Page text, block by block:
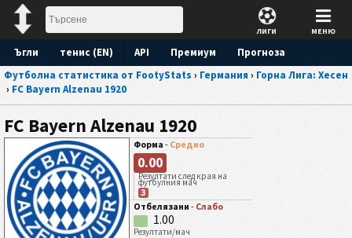
ЛИГИ МЕНЮ
Ъгли тенис (EN) API Премиум
Прогноза
Футболна статистика от FootyStats › Германия › Горна Лига: Хесен
› FC Bayern Alzenau 1920
FC Bayern Alzenau 1920
Форма - Средно
0.00
Резултати след края на
футбулния мач
З
Отбелязани - Слабо
1.00
Резултати/мач